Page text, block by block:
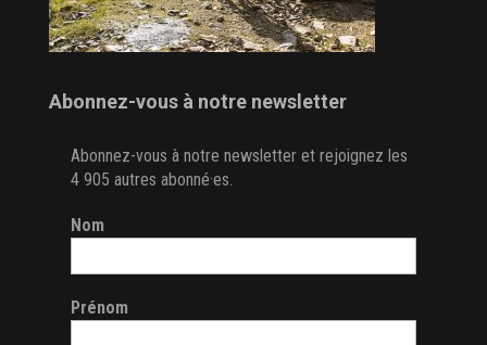
Abonnez-vous à notre newsletter
Abonnez-vous à notre newsletter et rejoignez les
4 905 autres abonné·es.
Nom
Prénom